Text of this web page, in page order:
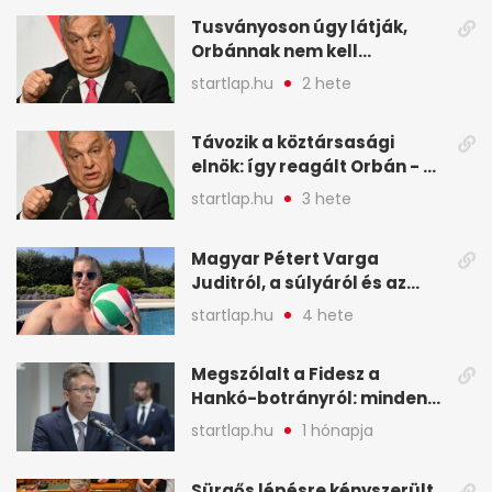
képekben
Tusványoson úgy látják,
Orbánnak nem kell
változtatnia - A hét
legfontosabb hírei
startlap.hu 2 hete
Távozik a köztársasági
elnök: így reagált Orbán - A
hét legfontosabb hírei
képekben
startlap.hu 3 hete
Magyar Pétert Varga
Juditról, a súlyáról és az
alvásidejéről is faggatták a
Redditen, sok kérdésre sírva
A hét legfontosabb hírei
képekben
startlap.hu 4 hete
Megszólalt a Fidesz a
Hankó-botrányról: minden
forint jó helyre ment - A hét
legfontosabb hírei
startlap.hu 1 hónapja